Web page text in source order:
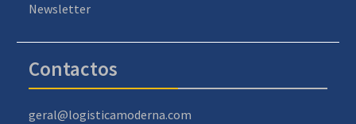
Newsletter
Contactos
geral@logisticamoderna.com